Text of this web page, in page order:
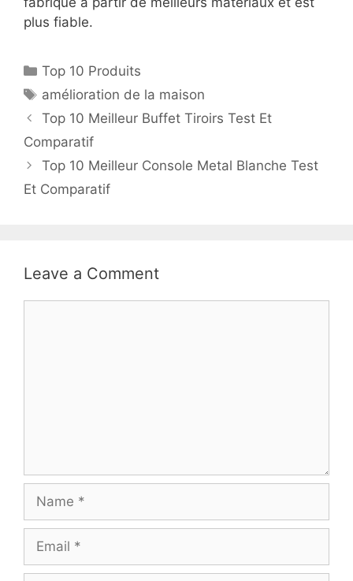
plus fiable.
Top 10 Produits
amélioration de la maison
Top 10 Meilleur Buffet Tiroirs Test Et
Comparatif
Top 10 Meilleur Console Metal Blanche Test
Et Comparatif
Leave a Comment